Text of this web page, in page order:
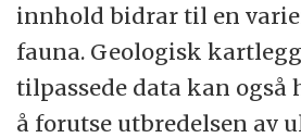
innhold bidrar til en
fauna. Geologisk
tilpassede data kan også
å forutse utbredelsen av